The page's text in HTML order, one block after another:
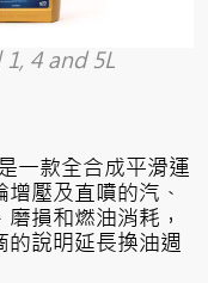
4 and 5L
一款全合成平滑運
壓及直噴的汽、
損和燃油消耗，
的說明延長換油週